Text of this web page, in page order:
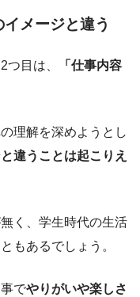
メージと違う
目は、
「仕事内容
理解を深めようとし
違うことは起こりえ
く、学生時代の生活
もあるでしょう。
でやりがいや楽しさ